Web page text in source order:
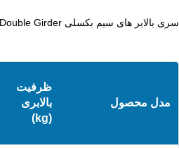
سری بالابر های سیم بکسلی NWH9 Double Girder
مدل محصول
ظرفیت
بالابری
(kg)